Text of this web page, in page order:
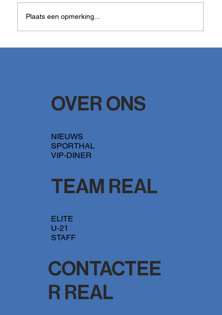
Plaats een opmerking...
CONTACTEE
R REAL
TEAM REAL
ELITE
U-21
STAFF
OVER ONS
NIEUWS
SPORTHAL
VIP-DINER